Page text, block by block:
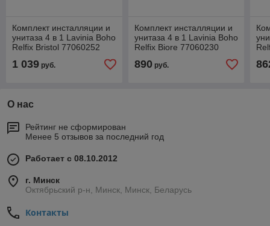
Комплект инсталляции и
унитаза 4 в 1 Lavinia Boho
Relfix Bristol 77060252
1 039 руб.
Комплект инсталляции и
унитаза 4 в 1 Lavinia Boho
Relfix Biore 77060230
890руб.
О нас
Рейтинг не сформирован
Менее 5 отзывов за последний год
Работает с 08.10.2012
г. Минск
Октябрьский р-н, Минск, Минск, Беларусь
Контакты